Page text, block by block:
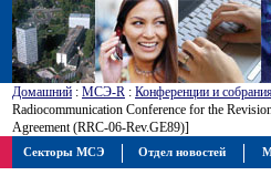
Домашний : МСЭ-R : Конференции и
Radiocommunication Conference for the
Agreement (RRC-06-Rev.GE89)]
Секторы МСЭ Отдел новостей